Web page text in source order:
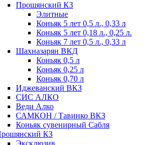
Прошянский КЗ
Элитные
Коньяк 5 лет 0,5 л., 0,33 л
Коньяк 5 лет 0,18 л., 0,25 л.
Коньяк 7 лет 0,5 л., 0,33 л
Шахназарян ВКД
Коньяк 0,5 л
Коньяк 0,25 л
Коньяк 0,70 л
Иджеванский ВКЗ
СИС АЛКО
Веди Алко
САМКОН / Тавинко ВКЗ
Коньяк сувенирный Сабля
КЗ
Эксклюзив